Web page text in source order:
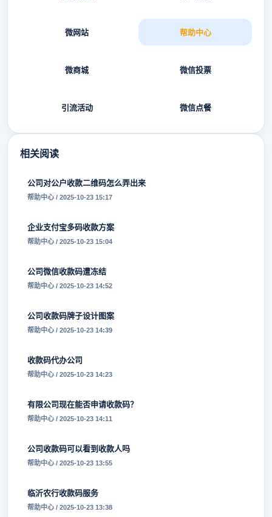
微网站 帮助中心
微商城 微信投票
引流活动 微信点餐
相关阅读
公司对公户收款二维码怎么弄出来
帮助中心 / 2025-10-23 15:17
企业支付宝多码收款方案
帮助中心 / 2025-10-23 15:04
公司微信收款码遭冻结
帮助中心 / 2025-10-23 14:52
公司收款码牌子设计图案
帮助中心 / 2025-10-23 14:39
收款码代办公司
帮助中心 / 2025-10-23 14:23
有限公司现在能否申请收款码？
帮助中心 / 2025-10-23 14:11
公司收款码可以看到收款人吗
帮助中心 / 2025-10-23 13:55
临沂农行收款码服务
帮助中心 / 2025-10-23 13:38